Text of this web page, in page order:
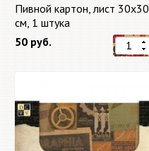
Пивной картон, лист 30х30
cм, 1 штука
50 руб.